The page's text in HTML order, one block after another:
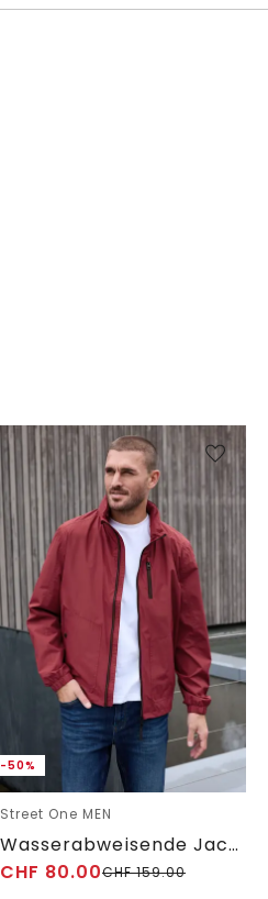
-50%
Street One MEN
Wasserabweisende Jacke
CHF 80.00CHF159.00